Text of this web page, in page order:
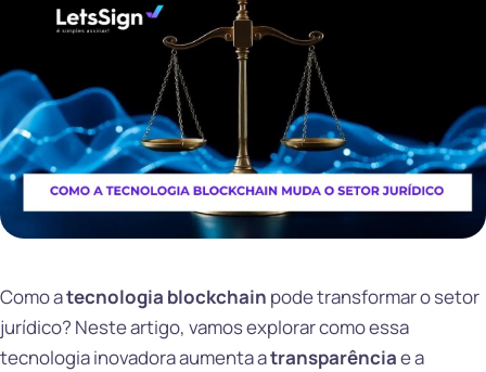
Como atecnologia blockchain pode transformar o setor
jurídico? Neste artigo, vamos explorar como essa
tecnologia inovadora aumenta atransparênciae a